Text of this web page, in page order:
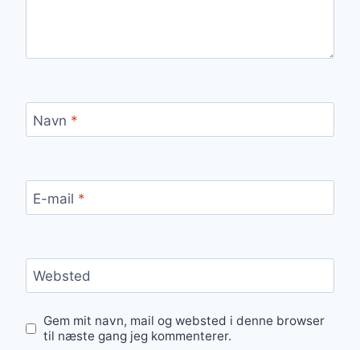
Navn *
E-mail *
Websted
Gem mit navn, mail og websted i denne browser
til næste gang jeg kommenterer.